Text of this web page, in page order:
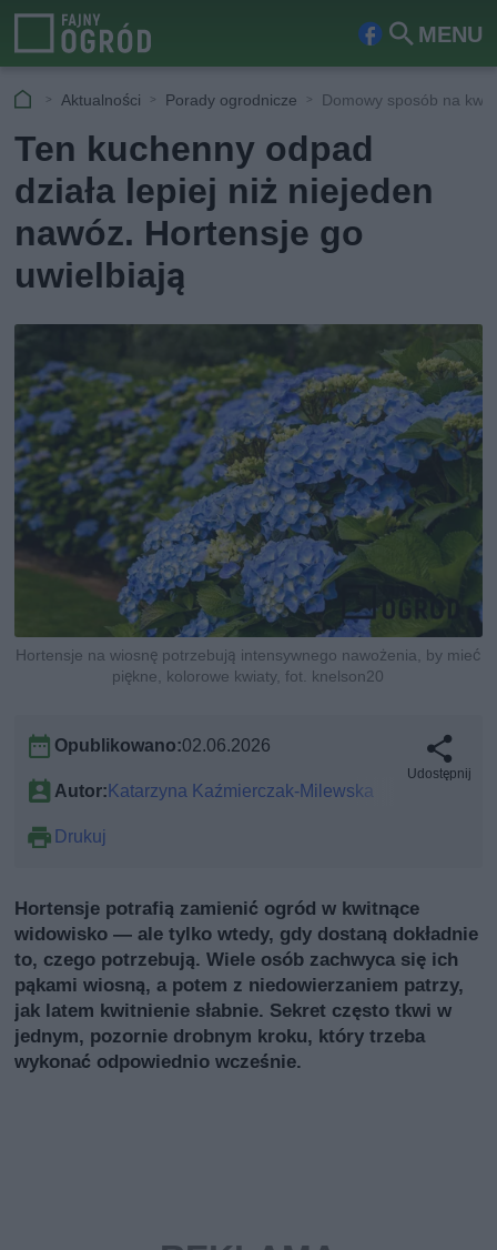
MENU
Fa
ook
Szu
Aktualności Porady ogrodnicze Domowy sposób na
Ten kuchenny odpad
działa lepiej niż niejeden
nawóz. Hortensje go
uwielbiają
Hortensje na wiosnę potrzebują intensywnego nawożenia, by mieć
piękne, kolorowe kwiaty, fot. knelson20
Opublikowano:02.06.2026
Autor:Katarzyna Kaźmierczak-Milewska
Drukuj
Udostępnij
Hortensje potrafią zamienić ogród w kwitnące
widowisko — ale tylko wtedy, gdy dostaną dokładnie
to, czego potrzebują. Wiele osób zachwyca się ich
pąkami wiosną, a potem z niedowierzaniem patrzy,
jak latem kwitnienie słabnie. Sekret często tkwi w
jednym, pozornie drobnym kroku, który trzeba
wykonać odpowiednio wcześnie.